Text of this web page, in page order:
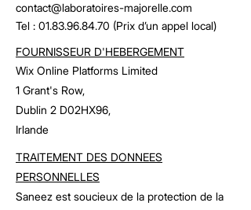
contact@laboratoires-majorelle.com
Tel : 01.83.96.84.70 (Prix d’un appel local)
FOURNISSEUR D'HEBERGEMENT
Wix Online Platforms Limited
1 Grant's Row,
Dublin 2 D02HX96,
Irlande
TRAITEMENT DES DONNEES
PERSONNELLES
Saneez est soucieux de la protection de la